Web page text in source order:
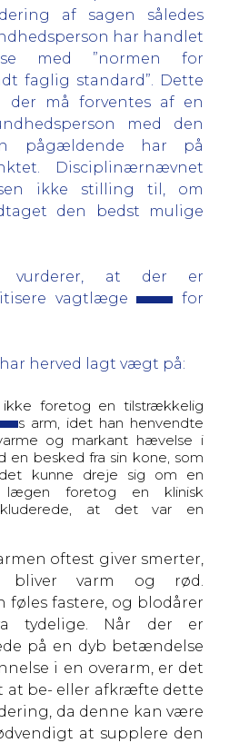
af sagen således
har handlet
med ”normen for
faglig standard”. Dette
der må forventes af en
med den
pågældende har på
Disciplinærnævnet
ikke stilling til, om
den bedst mulige
vurderer, at der er
vagtlæge
for
herved lagt vægt på:
ikke foretog en tilstrækkelig
s arm, idet han henvendte
og markant hævelse i
en besked fra sin kone, som
kunne dreje sig om en
lægen foretog en klinisk
at det var en
oftest giver smerter,
varm og rød.
føles fastere, og blodårer
tydelige. Når der er
på en dyb betændelse
i en overarm, er det
be- eller afkræfte dette
da denne kan være
at supplere den